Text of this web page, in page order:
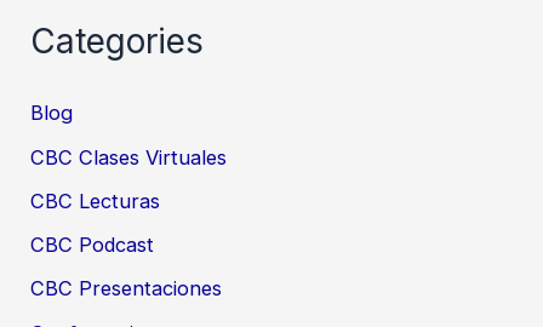
Categories
Blog
CBC Clases Virtuales
CBC Lecturas
CBC Podcast
CBC Presentaciones